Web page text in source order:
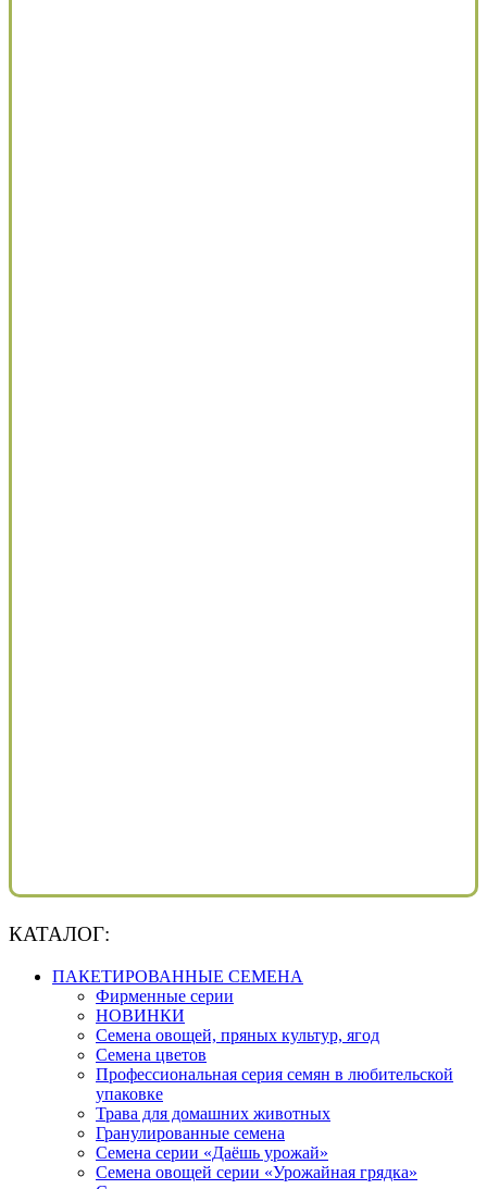
КАТАЛОГ:
ПАКЕТИРОВАННЫЕ СЕМЕНА
Фирменные серии
НОВИНКИ
Семена овощей, пряных культур, ягод
Семена цветов
Профессиональная серия семян в любительской
упаковке
Трава для домашних животных
Гранулированные семена
Семена серии «Даёшь урожай»
Семена овощей серии «Урожайная грядка»